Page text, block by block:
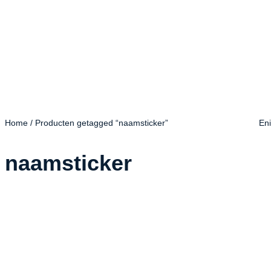
Home / Producten getagged “naamsticker”
naamsticker